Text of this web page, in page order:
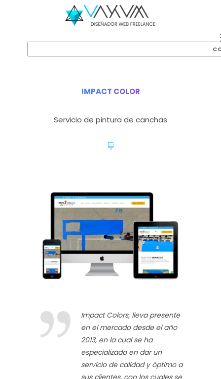
IMPACT COLOR
Servicio de pintura de canchas
Impact Colors, lleva presente
en el mercado desde el año
2013, en la cual se ha
especializado en dar un
servicio de calidad y óptimo a